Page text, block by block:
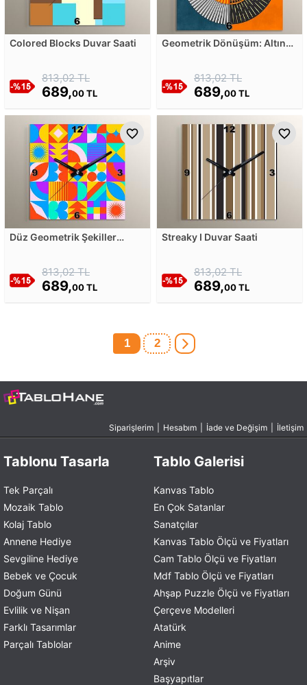
Colored Blocks Duvar Saati
813,02 TL
689,00 TL
Geometrik Dönüşüm: Altın
Duvar Saati813,02 TL
689,00 TL
Düz Geometrik Şekiller
813,02 TL
689,00 TL
Streaky I Duvar Saati
813,02 TL
689,00 TL
1 2
Siparişlerim Hesabım İade ve Değişim İletişim
Tablonu Tasarla
Tek Parçalı
Mozaik Tablo
Kolaj Tablo
Annene Hediye
Sevgiline Hediye
Bebek ve Çocuk
Doğum Günü
Evlilik ve Nişan
Farklı Tasarımlar
Parçalı Tablolar
Tablo Galerisi
Kanvas Tablo
En Çok Satanlar
Sanatçılar
Kanvas Tablo Ölçü ve Fiyatları
Cam Tablo Ölçü ve Fiyatları
Mdf Tablo Ölçü ve Fiyatları
Ahşap Puzzle Ölçü ve Fiyatları
Çerçeve Modelleri
Atatürk
Anime
Arşiv
Başyapıtlar